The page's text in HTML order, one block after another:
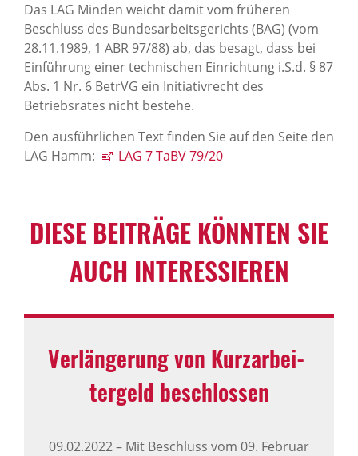
Das LAG Minden weicht damit vom früheren
Beschluss des Bundesarbeitsgerichts (BAG) (vom
28.11.1989, 1 ABR 97/88) ab, das besagt, dass bei
Einführung einer technischen Einrichtung i.S.d. § 87
Abs. 1 Nr. 6 BetrVG ein Initiativrecht des
Betriebsrates nicht bestehe.
Den ausführlichen Text finden Sie auf den Seite den
LAG Hamm:
LAG 7 TaBV 79/20
DIESE BEITRÄGE KÖNNTEN SIE
AUCH INTER­ES­SIEREN
Verlän­ge­rung von Kurz­ar­bei­
ter­geld beschlossen
09.02.2022– Mit Beschluss vom 09. Februar